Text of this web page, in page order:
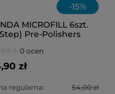
-15%
MICROFILL 6szt.
Pre-Polishers
0 ocen
zł
regularna: 54,00 zł